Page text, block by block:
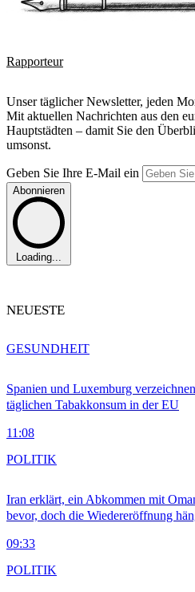
Rapporteur
Unser täglicher Newsletter, jeden
Mit aktuellen Nachrichten aus den
Hauptstädten – damit Sie den
umsonst.
Geben Sie Ihre E-Mail ein
Abonnieren
Loading...
NEUESTE
Spanien und Luxemburg
täglichen Tabakkonsum in der EU
11:08
GESUNDHEIT
Iran erklärt, ein Abkommen mit
bevor, doch die Wiedereröffnung
09:33
POLITIK
POLITIK